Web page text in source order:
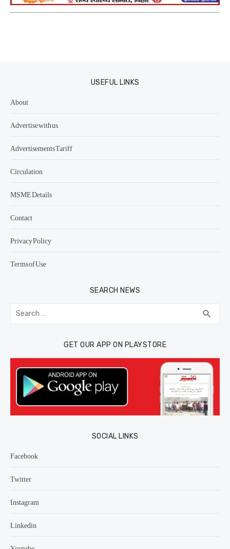
USEFUL LINKS
About
Advertise with us
Advertisements Tariff
Circulation
MSME Details
Contact
Privacy Policy
Terms of Use
SEARCH NEWS
Search
for: search
GET OUR APP ON PLAYSTORE
SOCIAL LINKS
Facebook
Twitter
Instagram
Linkedin